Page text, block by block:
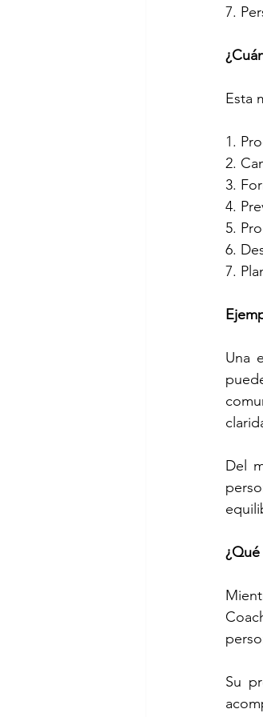
7.
Esta
1.
2.
3.
4.
5.
6.
7.
Una
Del
Su